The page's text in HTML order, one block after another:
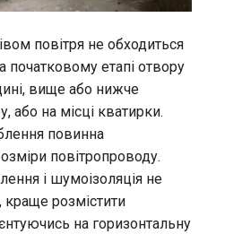
повітря не обходиться
початковому етапі отвору
вище або нижче
або на місці кватирки.
повинна
повітропроводу.
і шумоізоляція не
розмістити
на горизонтальну